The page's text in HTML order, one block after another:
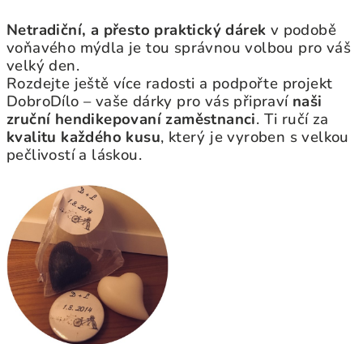
Netradiční, a přesto praktický dárek v podobě
voňavého mýdla je tou správnou volbou pro váš
velký den.
Rozdejte ještě více radosti a podpořte projekt
DobroDílo – vaše dárky pro vás připraví naši
zruční hendikepovaní zaměstnanci. Ti ručí za
kvalitu každého kusu, který je vyroben s velkou
pečlivostí a láskou.